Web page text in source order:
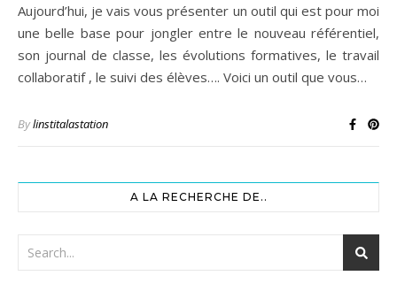
Aujourd’hui, je vais vous présenter un outil qui est pour moi
une belle base pour jongler entre le nouveau référentiel,
son journal de classe, les évolutions formatives, le travail
collaboratif , le suivi des élèves…. Voici un outil que vous…
Bylinstitalastation
A LA RECHERCHE DE..